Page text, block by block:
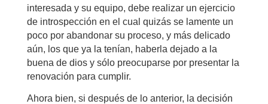
interesada y su equipo, debe realizar un ejercicio
de introspección en el cual quizás se lamente un
poco por abandonar su proceso, y más delicado
aún, los que ya la tenían, haberla dejado a la
buena de dios y sólo preocuparse por presentar la
renovación para cumplir.
Ahora bien, si después de lo anterior, la decisión